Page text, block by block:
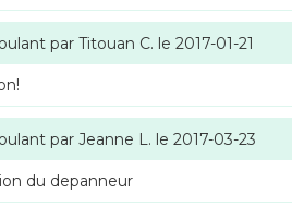
par Titouan C. le 2017-01-21
par Jeanne L. le 2017-03-23
du depanneur